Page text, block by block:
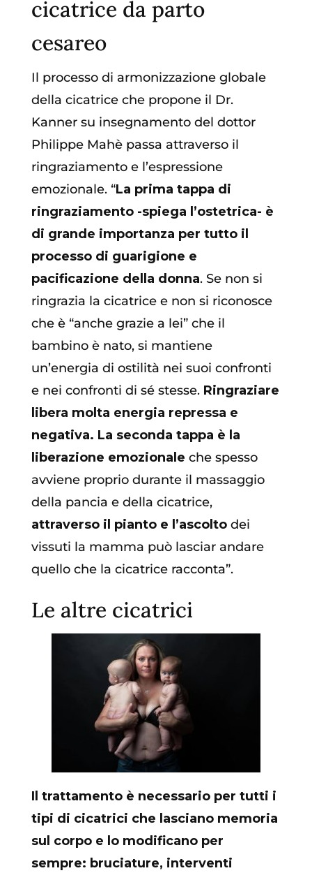
cicatrice da parto
cesareo
Il processo di armonizzazione globale
della cicatrice che propone il Dr.
Kanner su insegnamento del dottor
Philippe Mahè passa attraverso il
ringraziamento e l’espressione
emozionale. “La prima tappa di
ringraziamento -spiega l’ostetrica- è
di grande importanza per tutto il
processo di guarigione e
pacificazione della donna. Se non si
ringrazia la cicatrice e non si riconosce
che è “anche grazie a lei” che il
bambino è nato, si mantiene
un’energia di ostilità nei suoi confronti
e nei confronti di sé stesse. Ringraziare
libera molta energia repressa e
negativa. La seconda tappa è la
liberazione emozionale che spesso
avviene proprio durante il massaggio
della pancia e della cicatrice,
attraverso il pianto e l’ascoltodei
vissuti la mamma può lasciar andare
quello che la cicatrice racconta”.
Le altre cicatrici
Il trattamento è necessario per tutti i
tipi di cicatrici che lasciano memoria
sul corpo e lo modificano per
sempre: bruciature, interventi